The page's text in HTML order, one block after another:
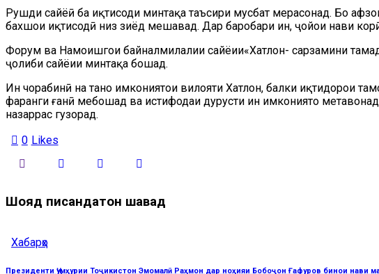
Рушди сайёҳӣ ба иқтисоди минтақа таъсири мусбат мерасонад. Бо
бахшҳои иқтисодӣ низ зиёд мешавад. Дар баробари ин, ҷойҳои нави
Форум ва Намоишгоҳи байналмилалии сайёҳии«Хатлон- сарзамини
ҷолиби сайёҳии минтақа бошад.
Ин чорабинӣ на танҳо имкониятҳои вилояти Хатлон, балки
фарҳанги ғанӣ мебошад ва истифодаи дурусти ин имкониятҳо
назаррас гузорад.
0 Likes
Шояд писандатон шавад
Хабарҳо
Президенти Ҷумҳурии Тоҷикистон Эмомалӣ Раҳмон дар ноҳияи Бобоҷон Ғафуров бинои